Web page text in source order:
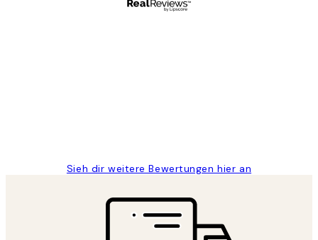
Sieh dir weitere Bewertungen hier an